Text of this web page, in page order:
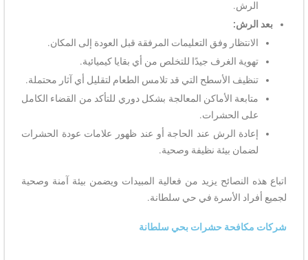
الرش.
بعد الرش:
الانتظار وفق التعليمات المرفقة قبل العودة إلى المكان.
تهوية الغرف جيدًا للتخلص من أي بقايا كيميائية.
تنظيف الأسطح التي قد تلامس الطعام لتقليل أي آثار محتملة.
متابعة الأماكن المعالجة بشكل دوري للتأكد من القضاء الكامل
على الحشرات.
إعادة الرش عند الحاجة أو عند ظهور علامات عودة الحشرات
لضمان بيئة نظيفة وصحية.
اتباع هذه النصائح يزيد من فعالية المبيدات ويضمن بيئة آمنة وصحية
لجميع أفراد الأسرة في حي سلطانة.
شركات مكافحة حشرات بحي سلطانة